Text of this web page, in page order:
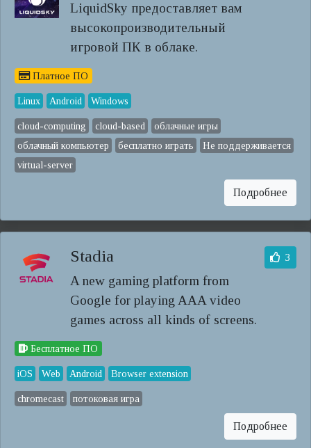
LiquidSky предоставляет вам
высокопроизводительный
игровой ПК в облаке.
Платное ПО
Linux Android Windows
cloud-computing cloud-based
облачные игры
облачный компьютер
бесплатно играть
Не поддерживается
virtual-server
Подробнее
Stadia
A new gaming platform from
Google for playing AAA video
games across all kinds of screens.
3
Бесплатное ПО
iOS Web Android Browser extension
chromecast потоковая игра
Подробнее